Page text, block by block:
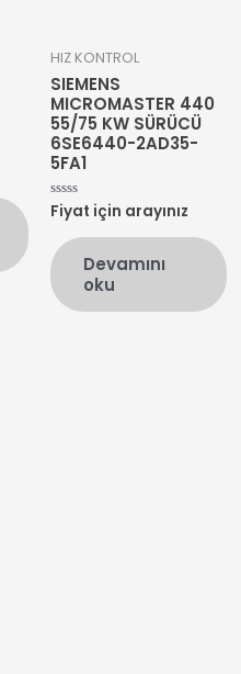
HIZ KONTROL
SIEMENS
MICROMASTER 440
55/75 KW SÜRÜCÜ
6SE6440-2AD35-
5FA1
5
üzerinden
oy
aldı
Fiyat için arayınız
Devamını
oku